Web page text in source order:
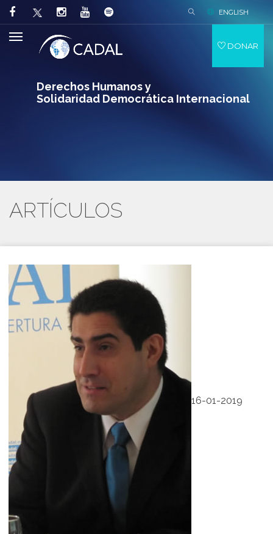
Derechos Humanos y
Solidaridad Democrática Internacional
ENGLISH
DONAR
ARTÍCULOS
16-01-2019